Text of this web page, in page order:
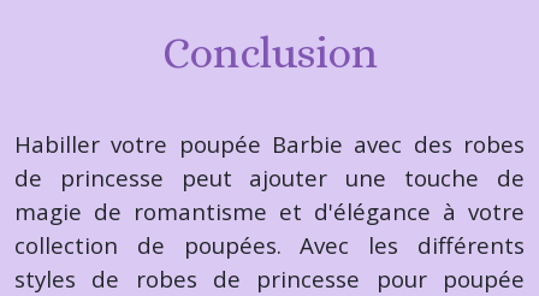
Conclusion
Habiller votre poupée Barbie avec des robes
de princesse peut ajouter une touche de
magie de romantisme et d'élégance à votre
collection de poupées. Avec les différents
styles de robes de princesse pour poupée